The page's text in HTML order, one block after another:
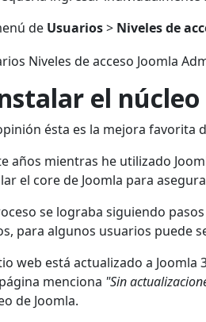
de Usuarios> Niveles de
el núcleo
ésta es la mejora favorita
años mientras he utilizado
el core de Joomla para
se lograba siguiendo
para algunos usuarios puede
web está actualizado a Joomla
menciona "Sin
de Joomla.